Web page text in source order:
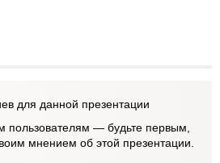
для данной презентации
пользователям — будьте первым,
мнением об этой презентации.